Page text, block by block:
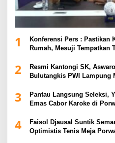
1
Konferensi Pers : Pastikan
Rumah, Mesuji Tempatkan
2
Resmi Kantongi SK,
Bulutangkis PWI Lampung
3
Pantau Langsung Seleksi,
Emas Cabor Karoke di
4
Faisol Djausal Suntik
Optimistis Tenis Meja